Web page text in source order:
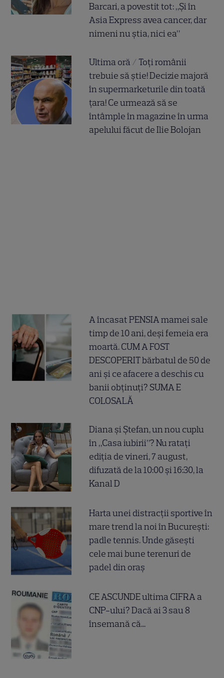
Barcari, a povestit tot: „Și în
Asia Express avea cancer, dar
nimeni nu știa, nici ea”
Ultima oră / Toți românii
trebuie să știe! Decizie majoră
în supermarketurile din toată
țara! Ce urmează să se
întâmple în magazine în urma
apelului făcut de Ilie Bolojan
A încasat PENSIA mamei sale
timp de 10 ani, deși femeia era
moartă. CUM A FOST
DESCOPERIT bărbatul de 50 de
ani și ce afacere a deschis cu
banii obținuți? SUMA E
COLOSALĂ
Diana și Ștefan, un nou cuplu
în „Casa iubirii”? Nu ratați
ediția de vineri, 7 august,
difuzată de la 10:00 și 16:30, la
Kanal D
Harta unei distracții sportive în
mare trend la noi în București:
padle tennis. Unde găsești
cele mai bune terenuri de
padel din oraș
CE ASCUNDE ultima CIFRA a
CNP-ului? Dacă ai 3 sau 8
însemană că...